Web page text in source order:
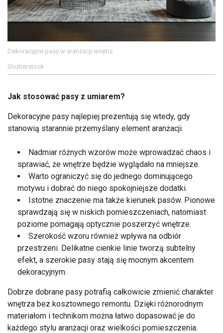
Dekoracyjne pasy w aranżacji wnętrz
Shutterstock
Jak stosować pasy z umiarem?
Dekoracyjne pasy najlepiej prezentują się wtedy, gdy
stanowią starannie przemyślany element aranżacji.
Nadmiar różnych wzorów może wprowadzać chaos i
sprawiać, że wnętrze będzie wyglądało na mniejsze.
Warto ograniczyć się do jednego dominującego
motywu i dobrać do niego spokojniejsze dodatki.
Istotne znaczenie ma także kierunek pasów. Pionowe
sprawdzają się w niskich pomieszczeniach, natomiast
poziome pomagają optycznie poszerzyć wnętrze.
Szerokość wzoru również wpływa na odbiór
przestrzeni. Delikatne cienkie linie tworzą subtelny
efekt, a szerokie pasy stają się mocnym akcentem
dekoracyjnym.
Dobrze dobrane pasy potrafią całkowicie zmienić charakter
wnętrza bez kosztownego remontu. Dzięki różnorodnym
materiałom i technikom można łatwo dopasować je do
każdego stylu aranżacji oraz wielkości pomieszczenia.